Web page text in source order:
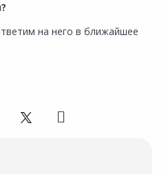
на него в ближайшее